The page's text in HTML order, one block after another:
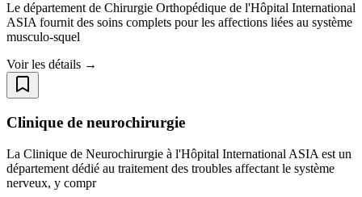
Le département de Chirurgie Orthopédique de l'Hôpital International
ASIA fournit des soins complets pour les affections liées au système
musculo-squel
Voir les détails →
Clinique de neurochirurgie
La Clinique de Neurochirurgie à l'Hôpital International ASIA est un
département dédié au traitement des troubles affectant le système
nerveux, y compr